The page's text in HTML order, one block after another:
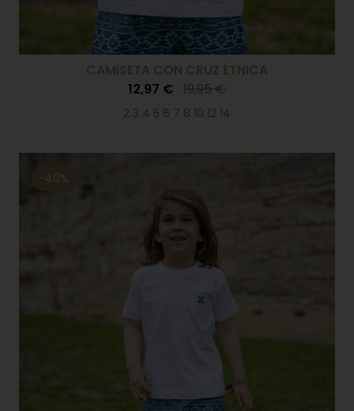
CAMISETA CON CRUZ ÉTNICA
12,97 € 19,95 €
2 3 4 5 6 7 8 10 12 14
-40%